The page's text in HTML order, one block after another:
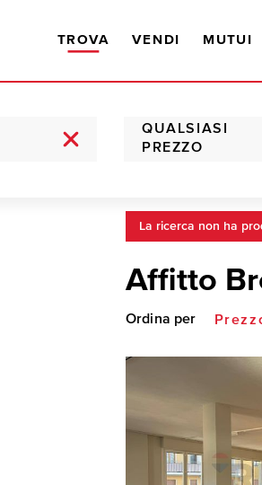
TROVA VENDI MUTUI
QUALSIASI
PREZZO
La ricerca non ha
Affitto
Ordina per